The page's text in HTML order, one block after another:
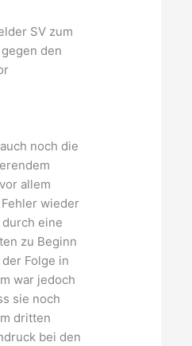
SV zum
den
noch die
allem
wieder
eine
zu Beginn
Folge in
war jedoch
sie noch
dritten
bei den